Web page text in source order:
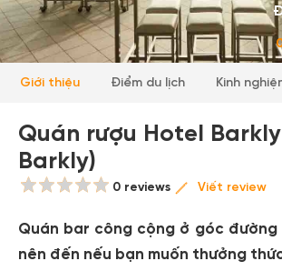
Giới thiệu Điểm du lịch Kinh
Quán rượu Hotel
Barkly)
0 reviews Viết review
Quán bar công cộng ở góc đường
nên đến nếu bạn muốn thưởng